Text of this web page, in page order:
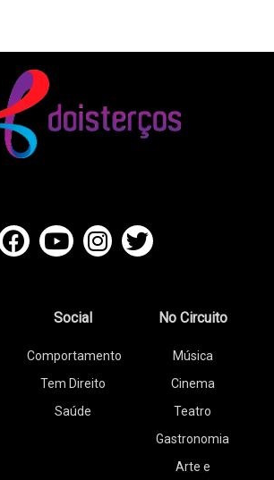
Social
Comportamento
Tem Direito
Saúde
No Circuito
Música
Cinema
Teatro
Gastronomia
Arte e